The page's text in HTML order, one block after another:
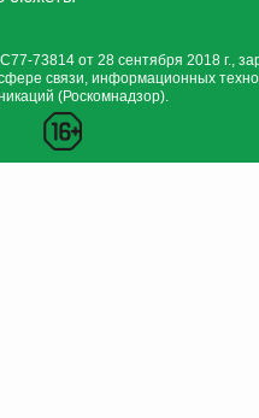
73814 от 28 сентября 2018 г.,
связи, информационных
(Роскомнадзор).